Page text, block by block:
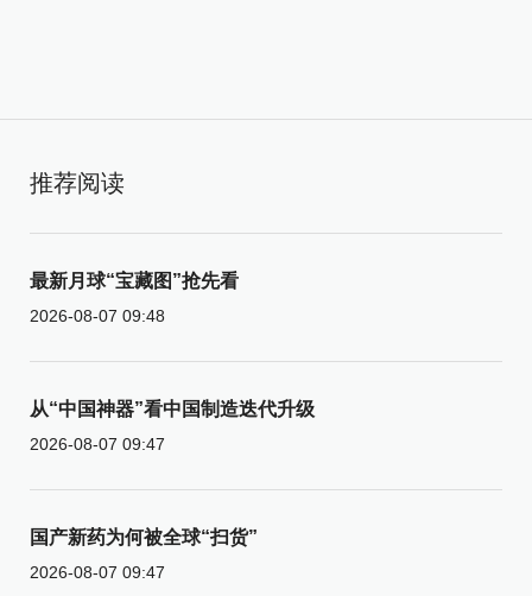
推荐阅读
最新月球“宝藏图”抢先看
2026-08-07 09:48
从“中国神器”看中国制造迭代升级
2026-08-07 09:47
国产新药为何被全球“扫货”
2026-08-07 09:47